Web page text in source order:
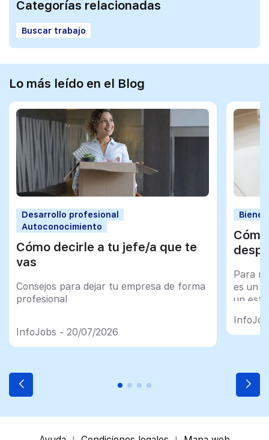
Categorías relacionadas
Buscar trabajo
Lo más leído en el Blog
Desarrollo profesional
Autoconocimiento
Cómo decirle a tu jefe/a que te
vas
Consejos para dejar tu empresa de forma
profesional
InfoJobs - 20/07/2026
Para
es un
un